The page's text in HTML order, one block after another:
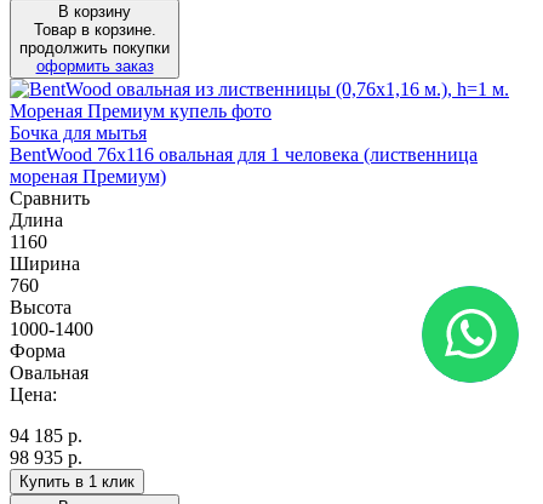
В корзину
Товар в корзине.
продолжить покупки
оформить заказ
Бочка для мытья
BentWood 76х116 овальная для 1 человека (лиственница
мореная Премиум)
Сравнить
Длина
1160
Ширина
760
Высота
1000-1400
Форма
Овальная
Цена:
94 185 р.
98 935 р.
Купить в 1 клик